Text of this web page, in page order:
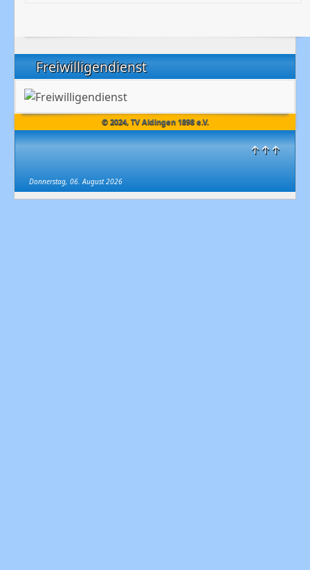
© 2024, TV Aldingen 1898 e.V.
↑↑↑
Donnerstag, 06. August 2026
Freiwilligendienst